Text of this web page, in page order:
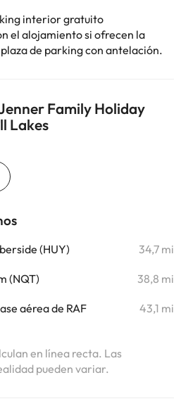
interior gratuito
el alojamiento si ofrecen la
de parking con antelación.
Family Holiday
Lakes
(HUY) 34,7 mi
(NQT) 38,8 mi
aérea de RAF
43,1 mi
en línea recta. Las
pueden variar.